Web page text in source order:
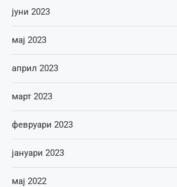
јуни 2023
мај 2023
април 2023
март 2023
февруари 2023
јануари 2023
мај 2022